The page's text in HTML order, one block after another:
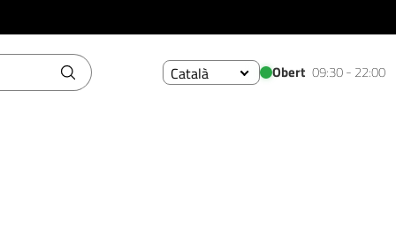
Català Obert 09:30 - 22:00